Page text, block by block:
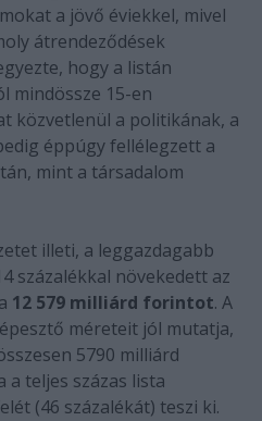
a jövő éviekkel, mivel
átrendeződések
hogy a listán
mindössze 15-en
közvetlenül a politikának, a
éppúgy fellélegzett a
mint a társadalom
illeti, a leggazdagabb
százalékkal növekedett az
12 579 milliárd forintot. A
méreteit jól mutatja,
5790 milliárd
teljes százas lista
(46 százalékát) teszi ki.